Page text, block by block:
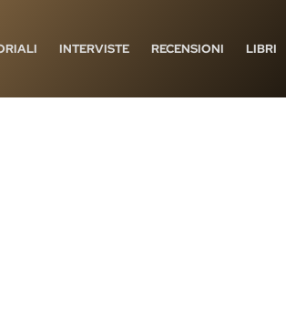
INTERVISTE RECENSIONI LIBRI